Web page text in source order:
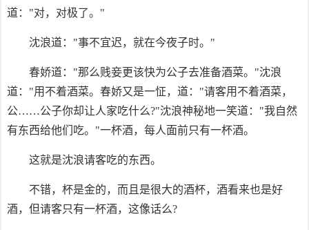
道："对，对极了。"
沈浪道："事不宜迟，就在今夜子时。"
春娇道："那么贱妾更该快为公子去准备酒菜。"沈浪
道："用不着酒菜。春娇又是一怔，道："请客用不着酒菜，
公……公子你却让人家吃什么?"沈浪神秘地一笑道："我自然
有东西给他们吃。"一杯酒，每人面前只有一杯酒。
这就是沈浪请客吃的东西。
不错，杯是金的，而且是很大的酒杯，酒看来也是好
酒，但请客只有一杯酒，这像话么?